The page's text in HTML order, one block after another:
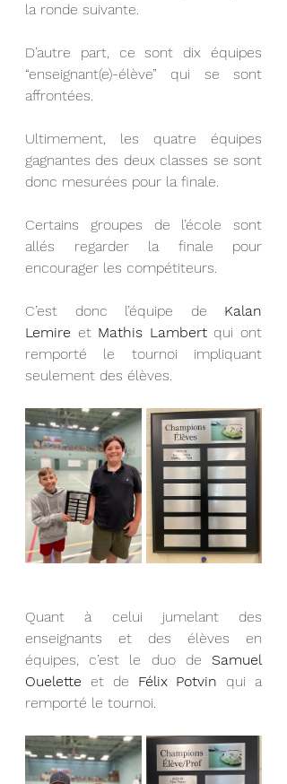
la ronde suivante.
D’autre part, ce sont dix équipes
“enseignant(e)-élève” qui se sont
affrontées.
Ultimement, les quatre équipes
gagnantes des deux classes se sont
donc mesurées pour la finale.
Certains groupes de l’école sont
allés regarder la finale pour
encourager les compétiteurs.
C’est donc l’équipe de Kalan
Lemire et Mathis Lambert qui ont
remporté le tournoi impliquant
seulement des élèves.
Quant à celui jumelant des
enseignants et des élèves en
équipes, c’est le duo de Samuel
Ouelette et de Félix Potvin qui a
remporté le tournoi.